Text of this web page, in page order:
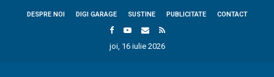
DESPRE NOI DIGI GARAGE SUSTINE PUBLICITATE CONTACT
joi, 16 iulie 2026